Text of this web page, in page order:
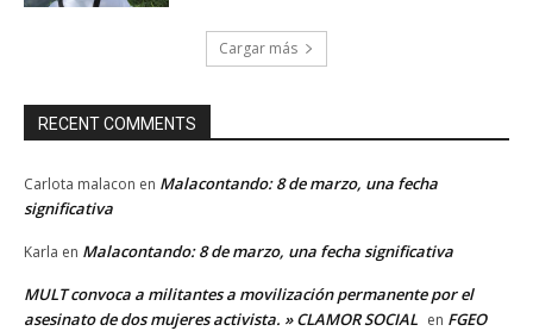
Cargar más
RECENT COMMENTS
Carlota malacon en Malacontando: 8 de marzo, una fecha
significativa
Karla en Malacontando: 8 de marzo, una fecha significativa
MULT convoca a militantes a movilización permanente por el
asesinato de dos mujeres activista. » CLAMOR SOCIAL en FGEO